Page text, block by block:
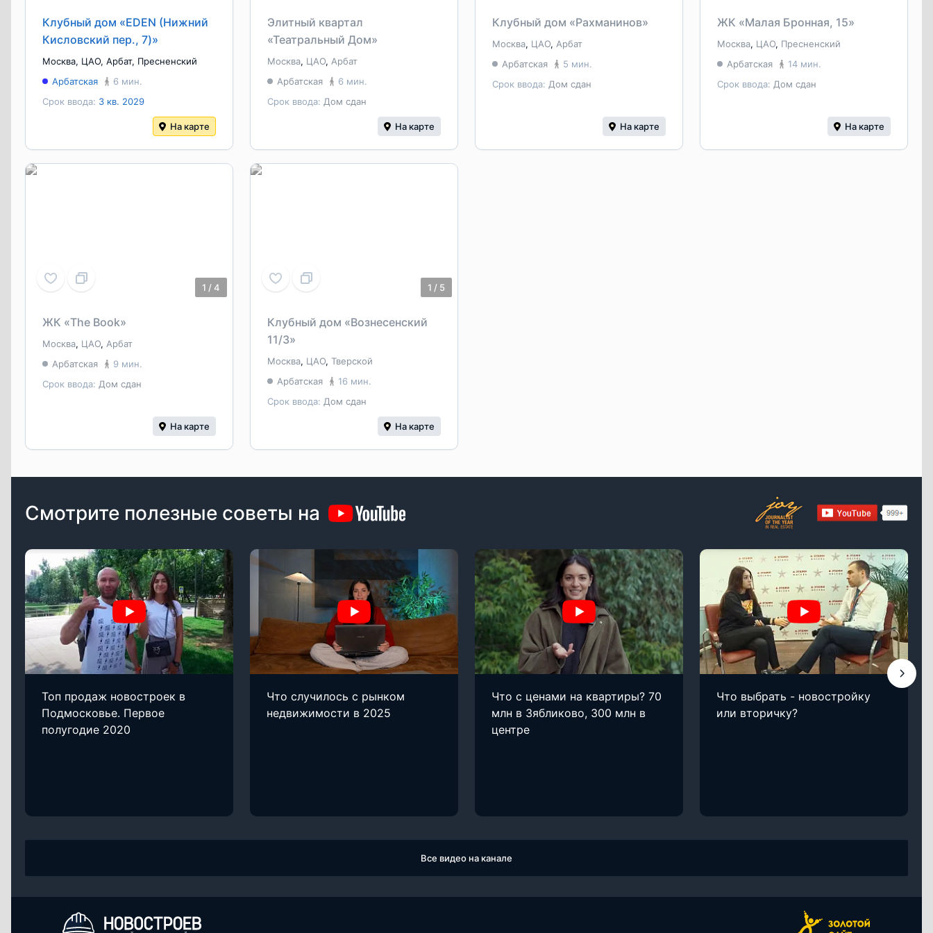
Клубный дом «EDEN (Нижний
Кисловский пер., 7)»
Москва, ЦАО, Арбат, Пресненский
Срок ввода: 3 кв. 2029
Арбатская 6 мин.
На карте
Элитный квартал
«Театральный Дом»
Москва, ЦАО, Арбат
Срок ввода: Дом сдан
Арбатская 6 мин.
На карте
Клубный дом «Рахманинов»
Москва, ЦАО, Арбат
Срок ввода: Дом сдан
Арбатская 5 мин.
На карте
ЖК «Малая Бронная, 15»
Москва, ЦАО, Пресненский
Срок ввода: Дом сдан
Арбатская 14 мин.
На карте
1 /4
ЖК «The Book»
Москва, ЦАО, Арбат
Срок ввода: Дом сдан
Арбатская 9 мин.
На карте
1 / 5
Клубный дом «Вознесенский
11/3»
Москва, ЦАО, Тверской
Срок ввода: Дом сдан
Арбатская 16 мин.
На карте
Смотрите полезные советы на
Топ продаж новостроек в
Подмосковье. Первое
полугодие 2020
Что случилось с рынком
недвижимости в 2025
Что с ценами на квартиры? 70
млн в Зябликово, 300 млн в
центре
Что выбрать - новостройку
или вторичку?
Все видео на канале